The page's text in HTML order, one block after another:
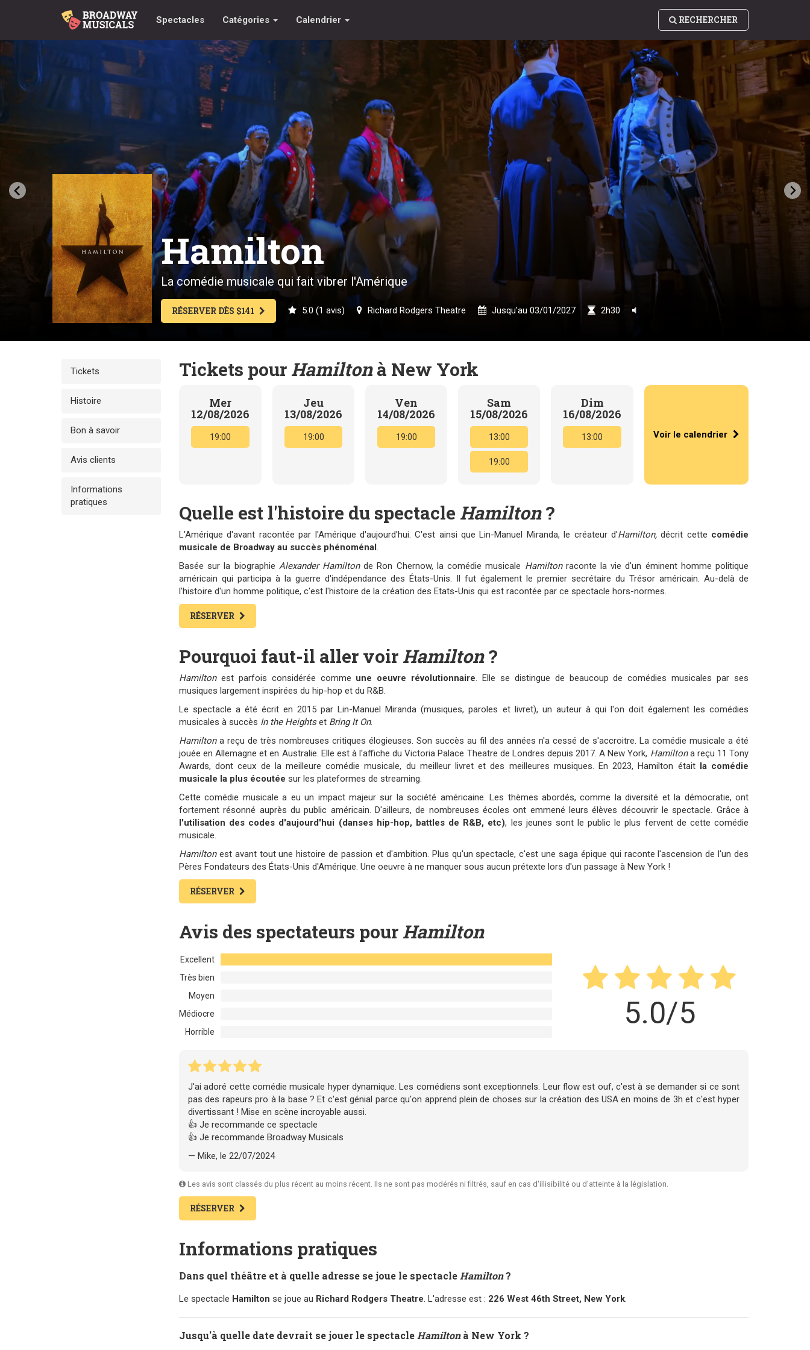
Spectacles Catégories Calendrier RECHERCHER
Hamilton
La comédie musicale qui fait vibrer l'Amérique
RÉSERVER DÈS $141 5.0 (1 avis) Richard Rodgers Theatre Jusqu'au 03/01/2027 2h30
Tickets
Histoire
Bon à savoir
Avis clients
Informations
pratiques
Tickets pour Hamiltonà New York
Mer
12/08/2026
19:00
Jeu
13/08/2026
19:00
Ven
14/08/2026
19:00
Sam
15/08/2026
13:00
19:00
Dim
16/08/2026
13:00 Voir le calendrier
Quelle est l'histoire du spectacle Hamilton?
L'Amérique d'avant racontée par l'Amérique d'aujourd'hui. C'est ainsi que Lin-Manuel Miranda, le créateur d'Hamilton,décrit cette comédie
musicale de Broadway au succès phénoménal.
Basée sur la biographie Alexander Hamiltonde Ron Chernow, la comédie musicale Hamilton raconte la vie d'un éminent homme politique
américain qui participa à la guerre d'indépendance des États-Unis. Il fut également le premier secrétaire du Trésor américain. Au-delà de
l'histoire d'un homme politique, c'est l'histoire de la création des Etats-Unis qui est racontée par ce spectacle hors-normes.
RÉSERVER
Pourquoi faut-il aller voir Hamilton?
Hamilton est parfois considérée comme une oeuvre révolutionnaire. Elle se distingue de beaucoup de comédies musicales par ses
musiques largement inspirées du hip-hop et du R&B.
Le spectacle a été écrit en 2015 par Lin-Manuel Miranda (musiques, paroles et livret), un auteur à qui l'on doit également les comédies
musicales à succès In the Heightset Bring It On.
Hamiltona reçu de très nombreuses critiques élogieuses. Son succès au fil des années n'a cessé de s'accroitre. La comédie musicale a été
jouée en Allemagne et en Australie. Elle est à l'affiche du Victoria Palace Theatre de Londres depuis 2017. A New York, Hamiltona reçu 11 Tony
Awards, dont ceux de la meilleure comédie musicale, du meilleur livret et des meilleures musiques. En 2023, Hamilton était la comédie
musicale la plus écoutée sur les plateformes de streaming.
Cette comédie musicale a eu un impact majeur sur la société américaine. Les thèmes abordés, comme la diversité et la démocratie, ont
fortement résonné auprès du public américain. D'ailleurs, de nombreuses écoles ont emmené leurs élèves découvrir le spectacle. Grâce à
l'utilisation des codes d'aujourd'hui (danses hip-hop, battles de R&B, etc), les jeunes sont le public le plus fervent de cette comédie
musicale.
Hamilton est avant tout une histoire de passion et d'ambition. Plus qu'un spectacle, c'est une saga épique qui raconte l'ascension de l'un des
Pères Fondateurs des États-Unis d'Amérique. Une oeuvre à ne manquer sous aucun prétexte lors d'un passage à New York !
RÉSERVER
Avis des spectateurs pour Hamilton
Excellent
Très bien
Moyen
Médiocre
Horrible
5.0/5
J'ai adoré cette comédie musicale hyper dynamique. Les comédiens sont exceptionnels. Leur flow est ouf, c'est à se demander si ce sont
pas des rapeurs pro à la base ? Et c'est génial parce qu'on apprend plein de choses sur la création des USA en moins de 3h et c'est hyper
divertissant ! Mise en scène incroyable aussi.
👍 Je recommande ce spectacle
👍 Je recommande Broadway Musicals
— Mike, le 22/07/2024
Les avis sont classés du plus récent au moins récent. Ils ne sont pas modérés ni filtrés, sauf en cas d'illisibilité ou d'atteinte à la législation.
RÉSERVER
Informations pratiques
Dans quel théâtre et à quelle adresse se joue le spectacle Hamilton?
Le spectacle Hamilton se joue au Richard Rodgers Theatre. L'adresse est : 226 West 46th Street, New York.
Jusqu'à quelle date devrait se jouer le spectacle Hamiltonà New York ?